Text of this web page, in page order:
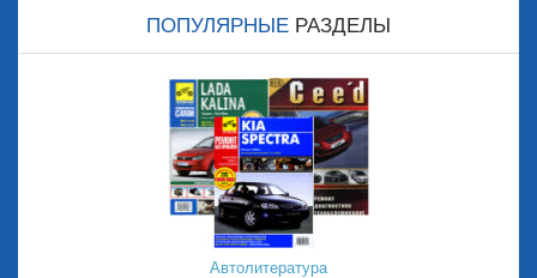
ПОПУЛЯРНЫЕ РАЗДЕЛЫ
Автолитература